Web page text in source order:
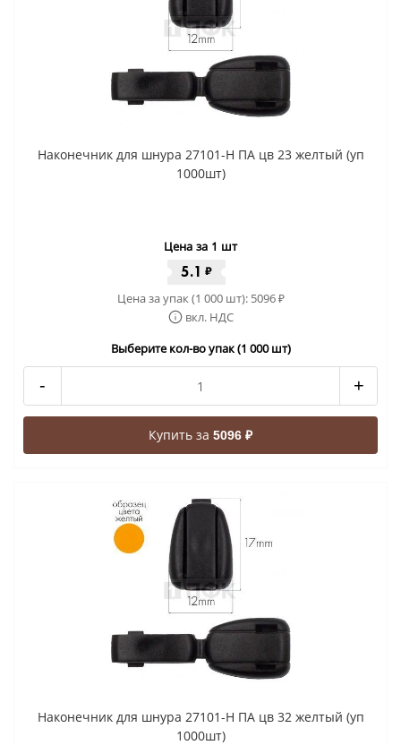
Наконечник для шнура 27101-Н ПА цв 23 желтый (уп
1000шт)
Цена за 1 шт
5.1 ₽
Цена за упак (1 000 шт): 5096₽
вкл. НДС
Выберите кол-во упак (1 000 шт)
- +
Купить за 5096 ₽
Наконечник для шнура 27101-Н ПА цв 32 желтый (уп
1000шт)